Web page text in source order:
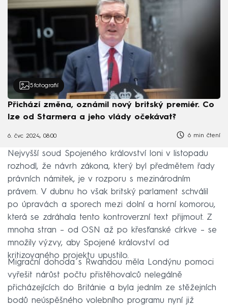
5 fotografií
Přichází změna, oznámil nový britský premiér. Co
lze od Starmera a jeho vlády očekávat?
6. čvc 2024, 08:00 6 min čtení
Nejvyšší soud Spojeného království loni v listopadu
rozhodl, že návrh zákona, který byl předmětem řady
právních námitek, je v rozporu s mezinárodním
právem. V dubnu ho však britský parlament schválil
po úpravách a sporech mezi dolní a horní komorou,
která se zdráhala tento kontroverzní text přijmout. Z
mnoha stran – od OSN až po křesťanské církve – se
množily výzvy, aby Spojené království od
kritizovaného projektu upustilo.
Migrační dohoda s Rwandou měla Londýnu pomoci
vyřešit nárůst počtu přistěhovalců nelegálně
přicházejících do Británie a byla jedním ze stěžejních
bodů neúspěšného volebního programu nyní již